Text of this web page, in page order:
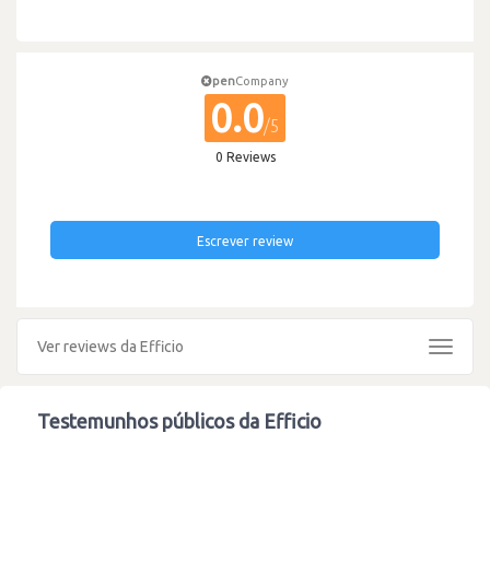
penCompany
0.0/5
0 Reviews
Escrever review
Ver reviews da Efficio
Toggle
Testemunhos públicos da Efficio